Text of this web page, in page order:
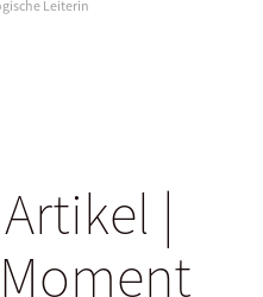
Leiterin
|